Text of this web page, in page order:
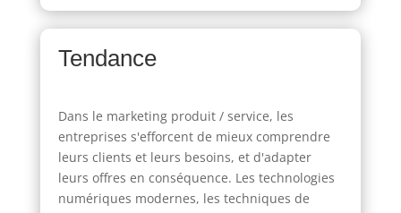
Tendance
Dans le marketing produit / service, les
entreprises s'efforcent de mieux comprendre
leurs clients et leurs besoins, et d'adapter
leurs offres en conséquence. Les technologies
numériques modernes, les techniques de